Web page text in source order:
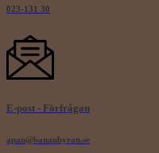
023-131 30
E-post - Förfrågan
apan@bananbyran.se